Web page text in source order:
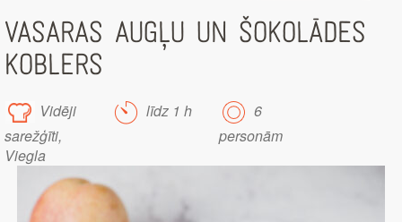
VASARAS AUGĻU UN ŠOKOLĀDES
KOBLERS
Vidēji
sarežģīti,
Viegla
līdz 1 h
6
personām